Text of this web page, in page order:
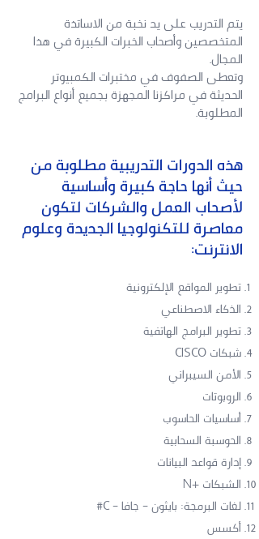
يتم التدريب على يد نخبة من الاساتذة
المتخصصين وأصحاب الخبرات الكبيرة في هذا
المجال.
وتعطى الصفوف في مختبرات الكمبيوتر
الحديثة في مراكزنا المجهزة بجميع أنواع البرامج
المطلوبة.
هذه الدورات التدريبية مطلوبة من
حيث أنها حاجة كبيرة وأساسية
لأصحاب العمل والشركات لتكون
معاصرة للتكنولوجيا الجديدة وعلوم
الانترنت:
تطوير المواقع الإلكترونية
الذكاء الاصطناعي
تطوير البرامج الهاتفية
شبكات CISCO
الأمن السيبراني
الروبوتات
أساسيات الحاسوب
الحوسبة السحابية
إدارة قواعد البيانات
الشبكات +N
لغات البرمجة: بايثون - جافا - C#
أكسس